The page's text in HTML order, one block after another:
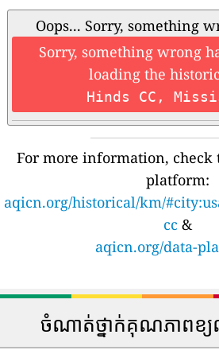
Oops... Sorry, something
Sorry, something wrong
loading the
Hinds CC,
For more information, check
platform:
aqicn.org/historical/km/
cc &
aqicn.org/data-
ចំណាត់ថ្នាក់គុណភាពខ្